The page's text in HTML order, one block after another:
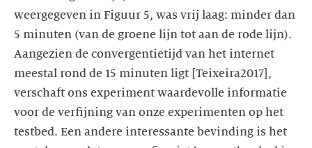
weergegeven in Figuur 5, was vrij laag: minder dan
5 minuten (van de groene lijn tot aan de rode lijn).
Aangezien de convergentietijd van het internet
meestal rond de 15 minuten ligt [Teixeira2017],
verschaft ons experiment waardevolle informatie
voor de verfijning van onze experimenten op het
testbed. Een andere interessante bevinding is het